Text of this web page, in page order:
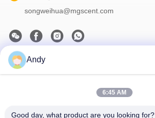
songweihua@mgscent.com
Наш бюллетень
получения скидок и прочего.
Andy
6:45 AM
Good day, what product are you looking for?